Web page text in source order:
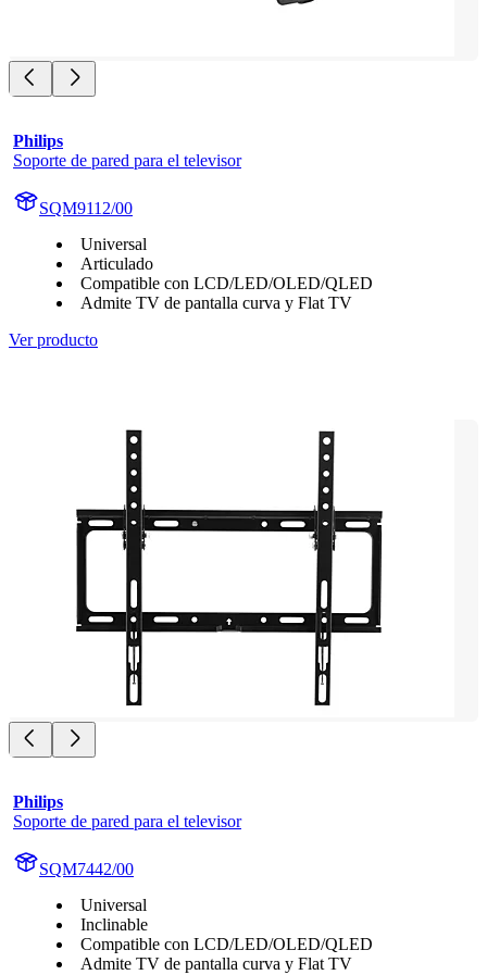
Philips
Soporte de pared para el televisor
SQM9112/00
Universal
Articulado
Compatible con LCD/LED/OLED/QLED
Admite TV de pantalla curva y Flat TV
Ver producto
Philips
Soporte de pared para el televisor
SQM7442/00
Universal
Inclinable
Compatible con LCD/LED/OLED/QLED
Admite TV de pantalla curva y Flat TV